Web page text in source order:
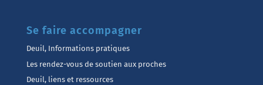
Se faire accompagner
Deuil, Informations pratiques
Les rendez-vous de soutien aux proches
Deuil, liens et ressources